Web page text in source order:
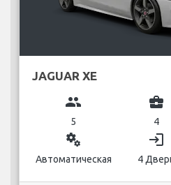
JAGUAR XE
group
5
business_center
4
miscellaneous_services
Автоматическая
login
4